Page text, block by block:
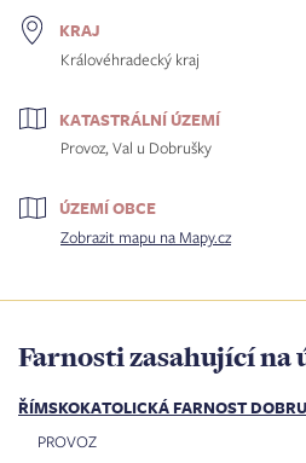
KRAJ
Královéhradecký kraj
KATASTRÁLNÍ ÚZEMÍ
Provoz, Val u Dobrušky
ÚZEMÍ OBCE
Zobrazit mapu na Mapy.cz
Farnosti zasahující na
ŘÍMSKOKATOLICKÁ FARNOST
PROVOZ